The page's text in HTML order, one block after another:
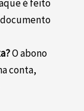
é feito
documento
O abono
conta,